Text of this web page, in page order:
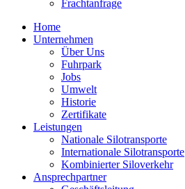
Frachtanfrage
Home
Unternehmen
Über Uns
Fuhrpark
Jobs
Umwelt
Historie
Zertifikate
Leistungen
Nationale Silotransporte
Internationale Silotransporte
Kombinierter Siloverkehr
Ansprechpartner